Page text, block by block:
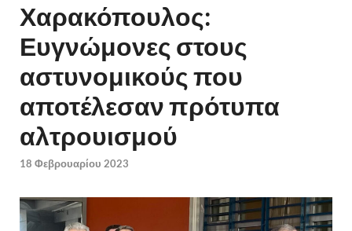
Χαρακόπουλος:
Ευγνώμονες στους
αστυνομικούς που
αποτέλεσαν πρότυπα
αλτρουισμού
18 Φεβρουαρίου 2023